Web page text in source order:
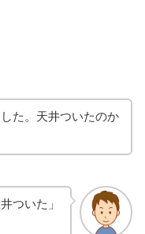
た。天井ついたのか
ついた」